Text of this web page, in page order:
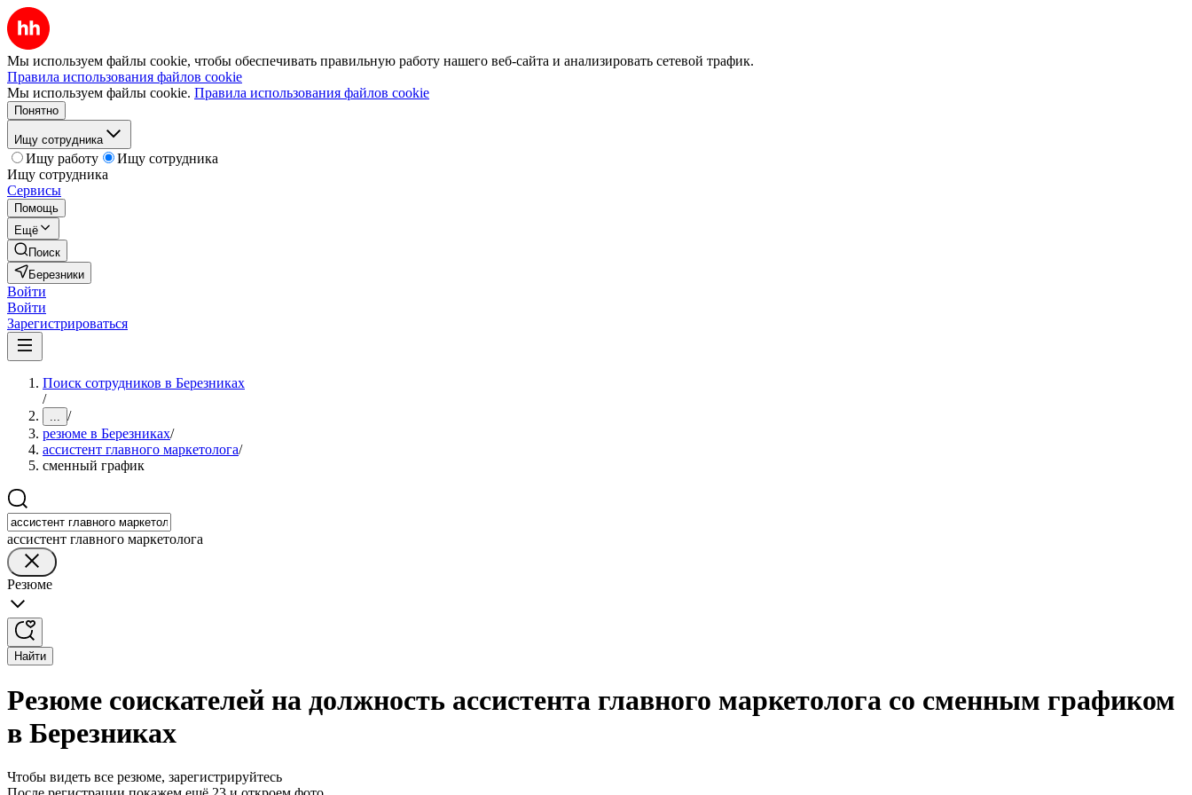
Мы используем файлы cookie, чтобы обеспечивать правильную работу нашего веб-сайта и анализировать сетевой трафик.
Правила использования файлов cookie
Мы используем файлы cookie. Правила использования файлов cookie
Понятно
Ищу сотрудника
Ищу работу
Ищу сотрудника
Ищу сотрудника
Сервисы
Помощь
Ещё
Поиск
Березники
Войти
Войти
Зарегистрироваться
Поиск сотрудников в Березниках
/
... /
резюме в Березниках/
ассистент главного маркетолога/
сменный график
ассистент главного маркетолога
Резюме
Найти
Резюме соискателей на должность ассистента главного маркетолога со сменным графиком
в Березниках
Чтобы видеть все резюме, зарегистрируйтесь